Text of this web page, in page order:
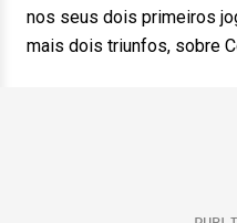
nos seus dois primeiros
mais dois triunfos, sobre